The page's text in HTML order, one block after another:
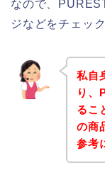
なので、
ジなどをチェッ
私自
り、
るこ
の商
参考